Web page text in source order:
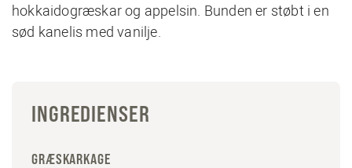
hokkaidogræskar og appelsin. Bunden er støbt i en
sød kanelis med vanilje.
INGREDIENSER
GRÆSKARKAGE